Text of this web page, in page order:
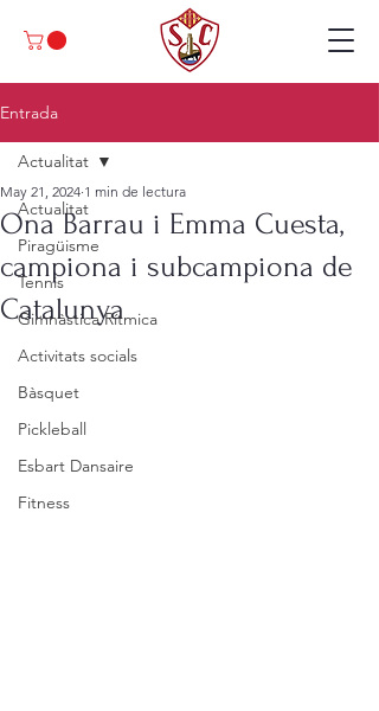
Entrada
Actualitat
Piragüisme
Tennis
Gimnàstica Rítmica
Activitats socials
Bàsquet
Pickleball
Esbart Dansaire
Fitness
Actualitat
Ona Barrau i Emma Cuesta,
campiona i subcampiona de
Catalunya
May 21, 2024 1 min de lectura